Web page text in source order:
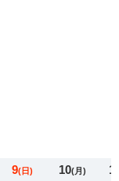
9(日) 10(月)